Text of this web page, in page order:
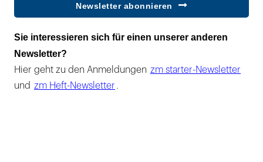
Newsletter abonnieren
Sie interessieren sich für einen unserer anderen
Newsletter?
Hier geht zu den Anmeldungen zm starter-Newsletter
und zm Heft-Newsletter .